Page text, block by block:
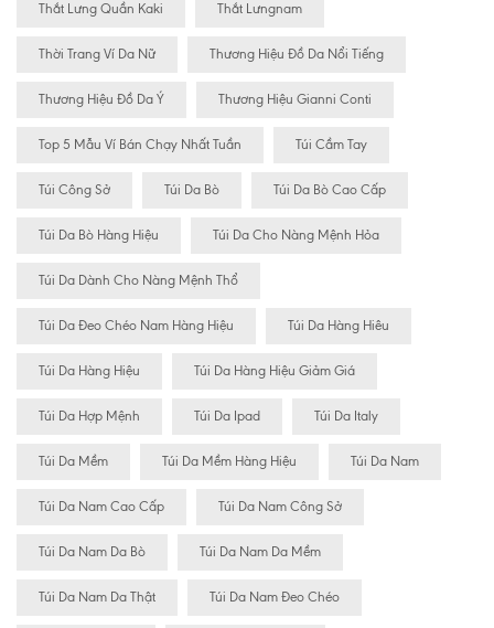
Thắt Lưng Quần Kaki Thắt Lưngnam
Thời Trang Ví Da Nữ Thương Hiệu Đồ Da Nổi Tiếng
Thương Hiệu Đồ Da Ý Thương Hiệu Gianni Conti
Top 5 Mẫu Ví Bán Chạy Nhất Tuần Túi Cầm Tay
Túi Công Sở Túi Da Bò Túi Da Bò Cao Cấp
Túi Da Bò Hàng Hiệu Túi Da Cho Nàng Mệnh Hỏa
Túi Da Dành Cho Nàng Mệnh Thổ
Túi Da Đeo Chéo Nam Hàng Hiệu Túi Da Hàng Hiêu
Túi Da Hàng Hiệu Túi Da Hàng Hiệu Giảm Giá
Túi Da Hợp Mệnh Túi Da Ipad Túi Da Italy
Túi Da Mềm Túi Da Mềm Hàng Hiệu Túi Da Nam
Túi Da Nam Cao Cấp Túi Da Nam Công Sở
Túi Da Nam Da Bò Túi Da Nam Da Mềm
Túi Da Nam Da Thật Túi Da Nam Đeo Chéo